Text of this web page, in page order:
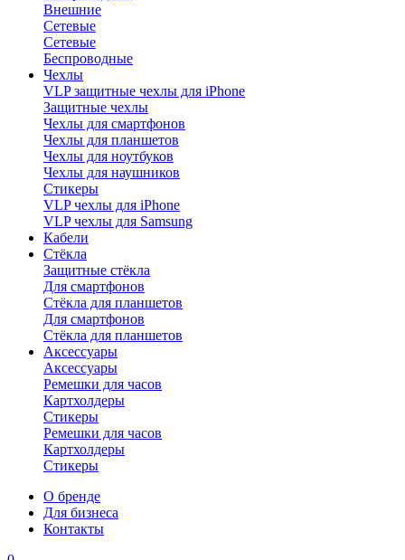
Внешние
Сетевые
Сетевые
Беспроводные
Чехлы
VLP защитные чехлы для iPhone
Защитные чехлы
Чехлы для смартфонов
Чехлы для планшетов
Чехлы для ноутбуков
Чехлы для наушников
Стикеры
VLP чехлы для iPhone
VLP чехлы для Samsung
Кабели
Стёкла
Защитные стёкла
Для смартфонов
Стёкла для планшетов
Для смартфонов
Стёкла для планшетов
Аксессуары
Аксессуары
Ремешки для часов
Картхолдеры
Стикеры
Ремешки для часов
Картхолдеры
Стикеры
О бренде
Для бизнеса
Контакты